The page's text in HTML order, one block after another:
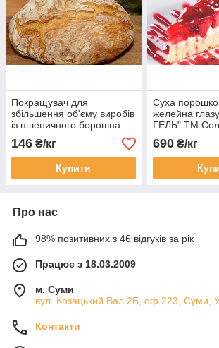
Покращувач для
збільшення об'єму виробів
із пшеничного борошна
"Мі Штерн Плюс" 12,5 кг
(Україна)
146 ₴/кг
Купити
Суха
желейна
ГЕЛЬ" ТМ
ТОВ АСТРІ
690₴/кг
Про нас
98% позитивних з 46 відгуків за рік
Працює з 18.03.2009
м. Суми
вул. Козацький Вал 2Б, оф 223, Суми,
Контакти